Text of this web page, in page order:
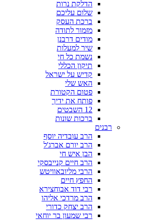
הדלקת נרות
שלום עליכם
ברכת העסק
מזמור לתודה
מודים דרבנן
שיר למעלות
נשמת כל חי
תיקון הכללי
קדיש על ישראל
האש שלי
פטום הקטורת
פותח את ידיך
12 השבטים
ברכות שונות
רבנים
הרב עובדיה יוסף
הרב יורם אברג'ל
הבן איש חי
הרב חיים קנייבסקי
הרבי מליובאוויטש
החפץ חיים
רבי דוד אבוחצירא
הרב מרדכי אליהו
הרב יצחק כדורי
רבי שמעון בר יוחאי